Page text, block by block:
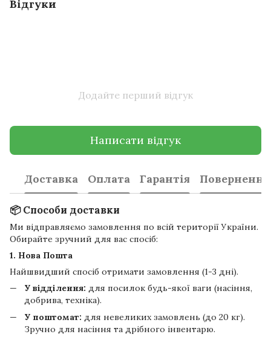
Відгуки
Додайте перший відгук
Написати відгук
Доставка Оплата Гарантія Повернення
📦 Способи доставки
Ми відправляємо замовлення по всій території України.
Обирайте зручний для вас спосіб:
1. Нова Пошта
Найшвидший спосіб отримати замовлення (1-3 дні).
У відділення: для посилок будь-якої ваги (насіння,
добрива, техніка).
У поштомат: для невеликих замовлень (до 20 кг).
Зручно для насіння та дрібного інвентарю.